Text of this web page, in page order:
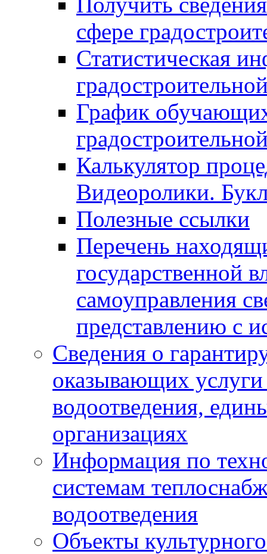
сфере
Статистическая
График
Калькулятор
Видеоролики.
Полезные ссылки
Перечень
государственной
самоуправления
представлению с
Сведения о
оказывающих
водоотведения,
организациях
Информация по
системам
водоотведения
Объекты